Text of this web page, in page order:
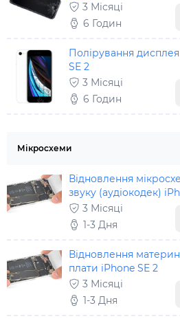
3 Місяці
6 Годин
Полірування
SE 2
3 Місяці
6 Годин
Мікросхеми
Відновлення
звуку (аудіокодек)
3 Місяці
1-3 Дня
Відновлення
плати iPhone SE 2
3 Місяці
1-3 Дня